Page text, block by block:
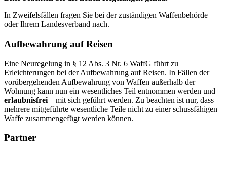
In Zweifelsfällen fragen Sie bei der zuständigen Waffenbehörde
oder Ihrem Landesverband nach.
Aufbewahrung auf Reisen
Eine Neuregelung in § 12 Abs. 3 Nr. 6 WaffG führt zu
Erleichterungen bei der Aufbewahrung auf Reisen. In Fällen der
vorübergehenden Aufbewahrung von Waffen außerhalb der
Wohnung kann nun ein wesentliches Teil entnommen werden und –
erlaubnisfrei – mit sich geführt werden. Zu beachten ist nur, dass
mehrere mitgeführte wesentliche Teile nicht zu einer schussfähigen
Waffe zusammengefügt werden können.
Partner